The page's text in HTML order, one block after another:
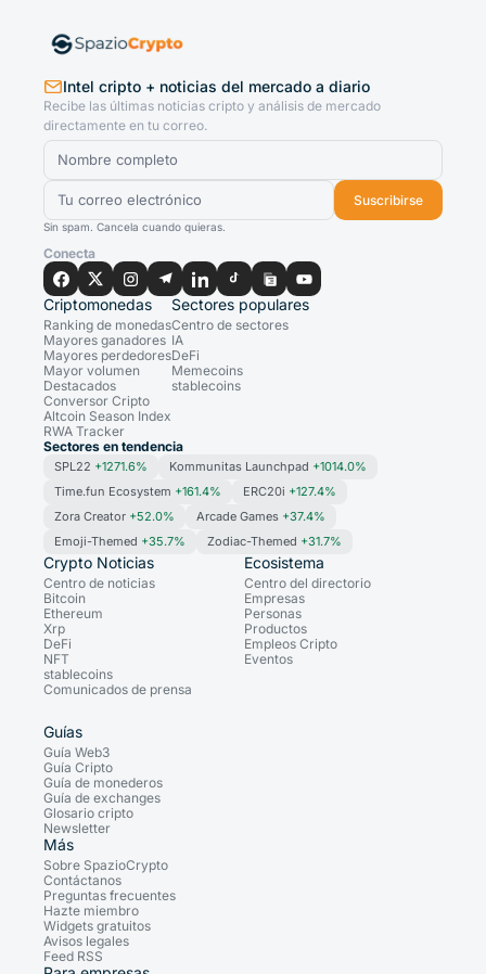
Intel cripto + noticias del mercado a diario
Recibe las últimas noticias cripto y análisis de mercado
directamente en tu correo.
Suscribirse
Sin spam. Cancela cuando quieras.
Conecta
Criptomonedas
Ranking de monedas
Mayores ganadores
Mayores perdedores
Mayor volumen
Destacados
Conversor Cripto
Altcoin Season Index
RWA Tracker
Sectores populares
Centro de sectores
IA
DeFi
Memecoins
stablecoins
Sectores en tendencia
SPL22 +1271.6% Kommunitas Launchpad +1014.0%
Time.fun Ecosystem +161.4% ERC20i +127.4%
Zora Creator +52.0% Arcade Games +37.4%
Emoji-Themed +35.7% Zodiac-Themed +31.7%
Crypto Noticias
Centro de noticias
Bitcoin
Ethereum
Xrp
DeFi
NFT
stablecoins
Comunicados de prensa
Ecosistema
Centro del directorio
Empresas
Personas
Productos
Empleos Cripto
Eventos
Guías
Guía Web3
Guía Cripto
Guía de monederos
Guía de exchanges
Glosario cripto
Newsletter
Más
Sobre SpazioCrypto
Contáctanos
Preguntas frecuentes
Hazte miembro
Widgets gratuitos
Avisos legales
Feed RSS